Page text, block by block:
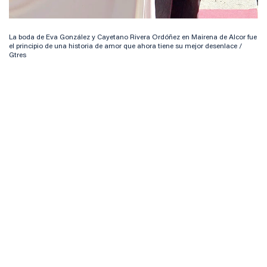
La boda de Eva González y Cayetano Rivera Ordóñez en Mairena de Alcor fue
el principio de una historia de amor que ahora tiene su mejor desenlace /
Gtres